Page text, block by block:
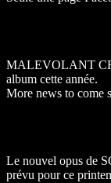
MALEVOLANT
album cette année.
More news to come
Le nouvel opus de
prévu pour ce